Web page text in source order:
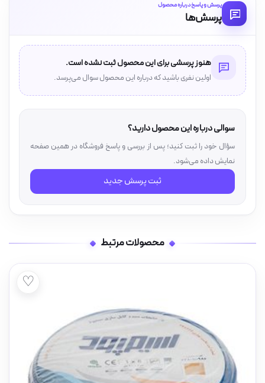
پرسش و پاسخ درباره محصول
پرسش‌ها
هنوز پرسشی برای این محصول ثبت نشده است.
اولین نفری باشید که درباره این محصول سوال می‌پرسد.
سوالی درباره این محصول دارید؟
سؤال خود را ثبت کنید؛ پس از بررسی و پاسخ فروشگاه در همین صفحه
نمایش داده می‌شود.
ثبت پرسش جدید
محصولات مرتبط
♡